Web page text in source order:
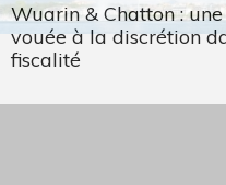
Wuarin & Chatton :
vouée à la discrétion
fiscalité